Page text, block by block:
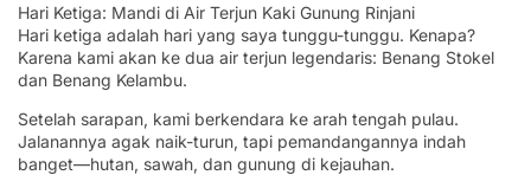
Hari Ketiga: Mandi di Air Terjun Kaki Gunung Rinjani
Hari ketiga adalah hari yang saya tunggu-tunggu. Kenapa?
Karena kami akan ke dua air terjun legendaris: Benang Stokel
dan Benang Kelambu.
Setelah sarapan, kami berkendara ke arah tengah pulau.
Jalanannya agak naik-turun, tapi pemandangannya indah
banget—hutan, sawah, dan gunung di kejauhan.